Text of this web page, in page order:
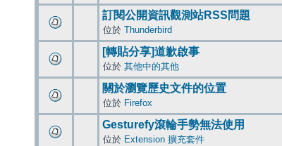
訂閱公開資訊觀測站RSS問題
位於 Thunderbird
[轉貼分享]道歉啟事
位於 其他中的其他
關於瀏覽歷史文件的位置
位於 Firefox
Gesturefy滾輪手勢無法使用
位於 Extension 擴充套件